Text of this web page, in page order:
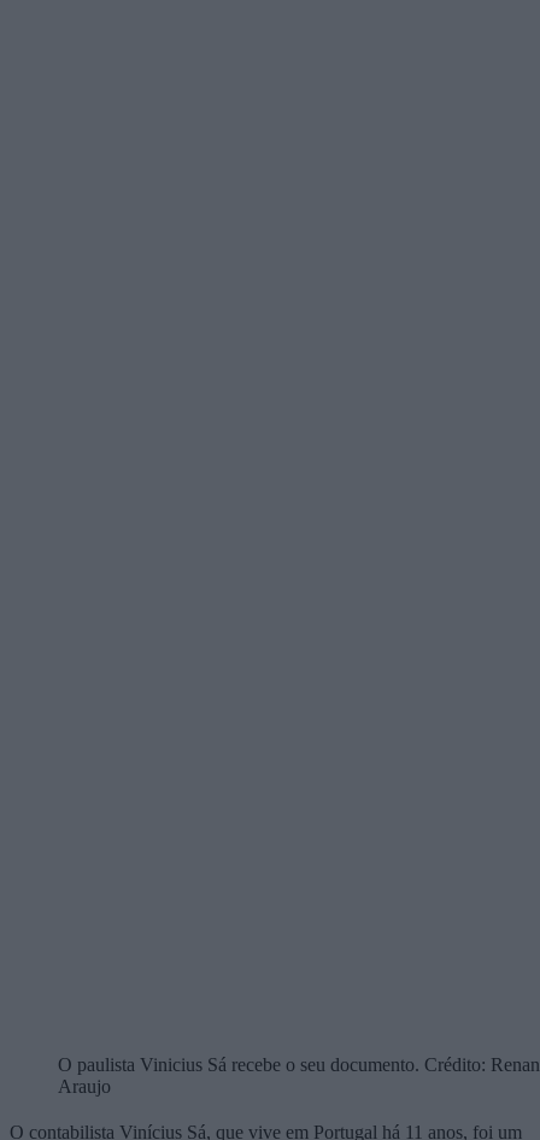
O paulista Vinicius Sá recebe o seu documento. Crédito: Renan
Araujo
O contabilista Vinícius Sá, que vive em Portugal há 11 anos, foi um